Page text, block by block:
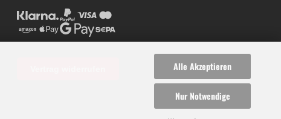
Alle Akzeptieren
Nur Notwendige